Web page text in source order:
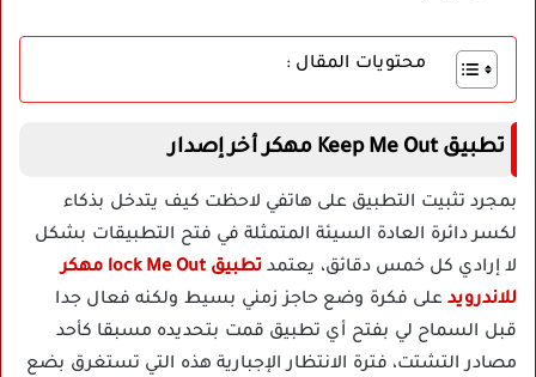
محتويات المقال :
تطبيق Keep Me Out مهكر أخر إصدار
بمجرد تثبيت التطبيق على هاتفي لاحظت كيف يتدخل بذكاء
لكسر دائرة العادة السيئة المتمثلة في فتح التطبيقات بشكل
لا إرادي كل خمس دقائق، يعتمد
تطبيق lock Me Out مهكر
للاندرويد على فكرة وضع حاجز زمني بسيط ولكنه فعال جدا
قبل السماح لي بفتح أي تطبيق قمت بتحديده مسبقا كأحد
مصادر التشتت، فترة الانتظار الإجبارية هذه التي تستغرق بضع